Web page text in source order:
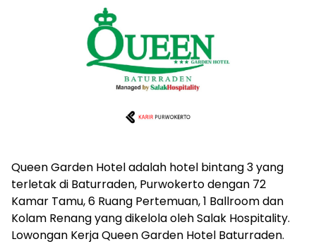
Queen Garden Hotel adalah hotel bintang 3 yang
terletak di Baturraden, Purwokerto dengan 72
Kamar Tamu, 6 Ruang Pertemuan, 1 Ballroom dan
Kolam Renang yang dikelola oleh Salak Hospitality.
Lowongan Kerja Queen Garden Hotel Baturraden.